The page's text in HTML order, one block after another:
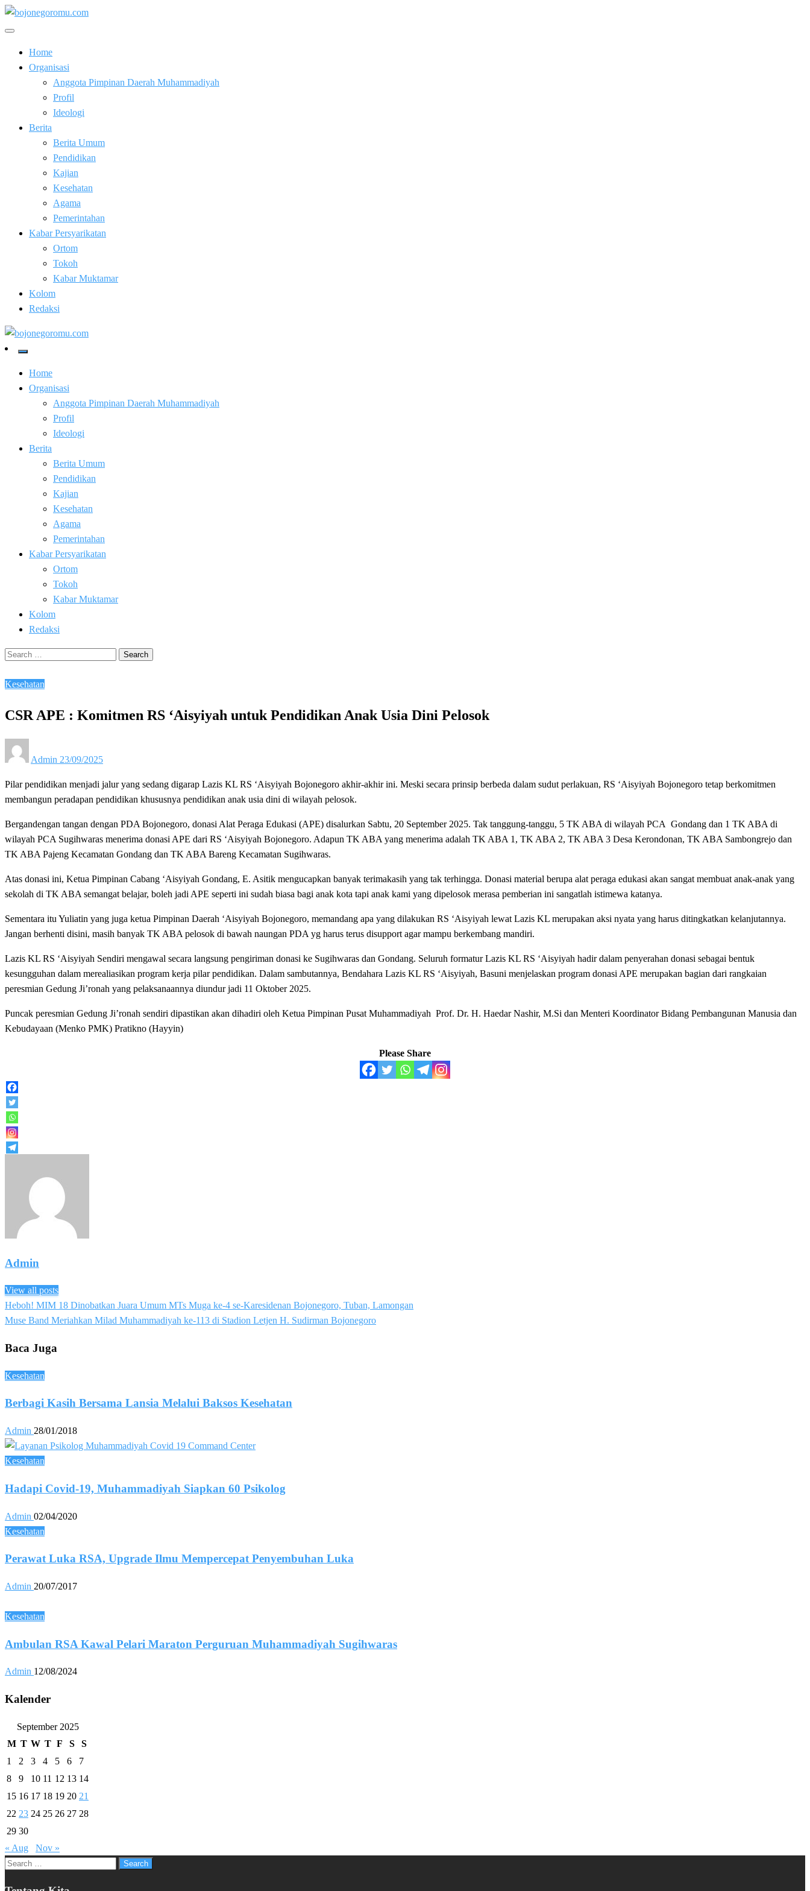
Skip
to
bojonegoromu.com
Home
Organisasi
Anggota Pimpinan Daerah Muhammadiyah
Profil
Ideologi
Berita
Berita Umum
Pendidikan
Kajian
Kesehatan
Agama
Pemerintahan
Kabar Persyarikatan
Ortom
Tokoh
Kabar Muktamar
Kolom
Redaksi
bojonegoromu.com
Home
Organisasi
Anggota Pimpinan Daerah Muhammadiyah
Profil
Ideologi
Berita
Berita Umum
Pendidikan
Kajian
Kesehatan
Agama
Pemerintahan
Kabar Persyarikatan
Ortom
Tokoh
Kabar Muktamar
Kolom
Redaksi
Search
Kesehatan
CSR APE : Komitmen RS ‘Aisyiyah untuk Pendidikan Anak Usia Dini Pelosok
Admin on
23/09/2025
Pilar pendidikan menjadi jalur yang sedang digarap Lazis KL RS ‘Aisyiyah Bojonegoro akhir-akhir ini. Meski secara prinsip berbeda dalam sudut perlakuan, RS ‘Aisyiyah Bojonegoro tetap berkomitmen
membangun peradapan pendidikan khususnya pendidikan anak usia dini di wilayah pelosok.
Bergandengan tangan dengan PDA Bojonegoro, donasi Alat Peraga Edukasi (APE) disalurkan Sabtu, 20 September 2025. Tak tanggung-tanggu, 5 TK ABA di wilayah PCA Gondang dan 1 TK ABA di
wilayah PCA Sugihwaras menerima donasi APE dari RS ‘Aisyiyah Bojonegoro. Adapun TK ABA yang menerima adalah TK ABA 1, TK ABA 2, TK ABA 3 Desa Kerondonan, TK ABA Sambongrejo dan
TK ABA Pajeng Kecamatan Gondang dan TK ABA Bareng Kecamatan Sugihwaras.
Atas donasi ini, Ketua Pimpinan Cabang ‘Aisyiyah Gondang, E. Asitik mengucapkan banyak terimakasih yang tak terhingga. Donasi material berupa alat peraga edukasi akan sangat membuat anak-anak yang
sekolah di TK ABA semangat belajar, boleh jadi APE seperti ini sudah biasa bagi anak kota tapi anak kami yang dipelosok merasa pemberian ini sangatlah istimewa katanya.
Sementara itu Yuliatin yang juga ketua Pimpinan Daerah ‘Aisyiyah Bojonegoro, memandang apa yang dilakukan RS ‘Aisyiyah lewat Lazis KL merupakan aksi nyata yang harus ditingkatkan kelanjutannya.
Jangan berhenti disini, masih banyak TK ABA pelosok di bawah naungan PDA yg harus terus disupport agar mampu berkembang mandiri.
Lazis KL RS ‘Aisyiyah Sendiri mengawal secara langsung pengiriman donasi ke Sugihwaras dan Gondang. Seluruh formatur Lazis KL RS ‘Aisyiyah hadir dalam penyerahan donasi sebagai bentuk
kesungguhan dalam merealiasikan program kerja pilar pendidikan. Dalam sambutannya, Bendahara Lazis KL RS ‘Aisyiyah, Basuni menjelaskan program donasi APE merupakan bagian dari rangkaian
peresmian Gedung Ji’ronah yang pelaksanaannya diundur jadi 11 Oktober 2025.
Puncak peresmian Gedung Ji’ronah sendiri dipastikan akan dihadiri oleh Ketua Pimpinan Pusat Muhammadiyah Prof. Dr. H. Haedar Nashir, M.Si dan Menteri Koordinator Bidang Pembangunan Manusia dan
Kebudayaan (Menko PMK) Pratikno (Hayyin)
Please Share
Admin
View all posts
Post
Previous
Post
Heboh! MIM 18 Dinobatkan Juara Umum MTs Muga ke-4 se-Karesidenan Bojonegoro, Tuban, Lamongan
Next
Muse Band Meriahkan Milad Muhammadiyah ke-113 di Stadion Letjen H. Sudirman Bojonegoro
Baca Juga
Kesehatan
Berbagi Kasih Bersama Lansia Melalui Baksos Kesehatan
Admin 28/01/2018
Kesehatan
Hadapi Covid-19, Muhammadiyah Siapkan 60 Psikolog
Admin 02/04/2020
Kesehatan
Perawat Luka RSA, Upgrade Ilmu Mempercepat Penyembuhan Luka
Admin 20/07/2017
Kesehatan
Ambulan RSA Kawal Pelari Maraton Perguruan Muhammadiyah Sugihwaras
Admin 12/08/2024
Kalender
September 2025
M T W T F S
S
1
2 3 4 5 6
7
8
9 10 11 12 13 14
15 16 17 18 19 20 21
22 23 24 25 26 27 28
29 30
« Aug
Nov »
Search